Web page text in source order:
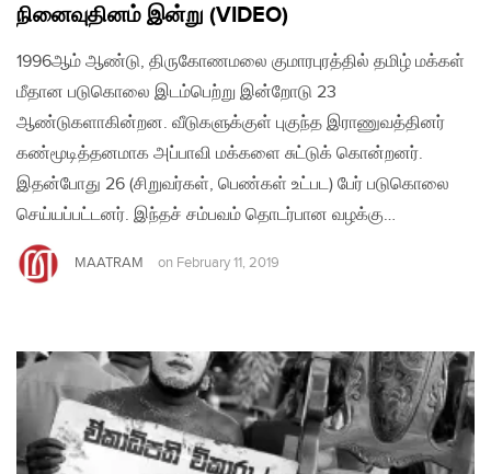
நினைவுதினம் இன்று (VIDEO)
1996ஆம் ஆண்டு, திருகோணமலை குமாரபுரத்தில் தமிழ் மக்கள்
மீதான படுகொலை இடம்பெற்று இன்றோடு 23
ஆண்டுகளாகின்றன. வீடுகளுக்குள் புகுந்த இராணுவத்தினர்
கண்மூடித்தனமாக அப்பாவி மக்களை சுட்டுக் கொன்றனர்.
இதன்போது 26 (சிறுவர்கள், பெண்கள் உட்பட) பேர் படுகொலை
செய்யப்பட்டனர். இந்தச் சம்பவம் தொடர்பான வழக்கு…
MAATRAM on February 11, 2019